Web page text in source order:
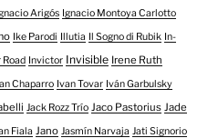
Arigós Ignacio Montoya Carlotto
Ike Parodi Illutia Il Sogno di Rubik In-
Road Invictor Invisible Irene Ruth
Chaparro Ivan Tovar Iván Garbulsky
Jack Rozz Trío Jaco Pastorius Jade
Fiala Jano Jasmín Narvaja Jati Signorio